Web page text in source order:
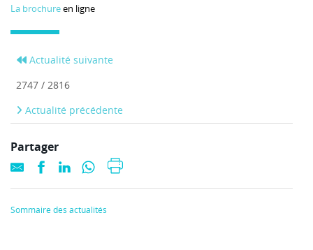
La brochureen ligne
Actualité suivante
2747 / 2816
Actualité précédente
Partager
Sommaire des actualités